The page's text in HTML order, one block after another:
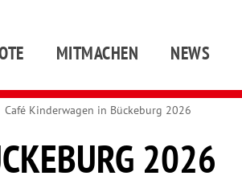
MITMACHEN NEWS
Café Kinderwagen in Bückeburg 2026
2026